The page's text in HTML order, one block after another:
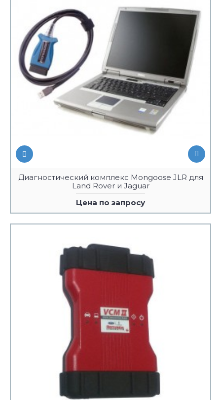
Диагностический комплекс Mongoose JLR для
Land Rover и Jaguar
Цена по запросу